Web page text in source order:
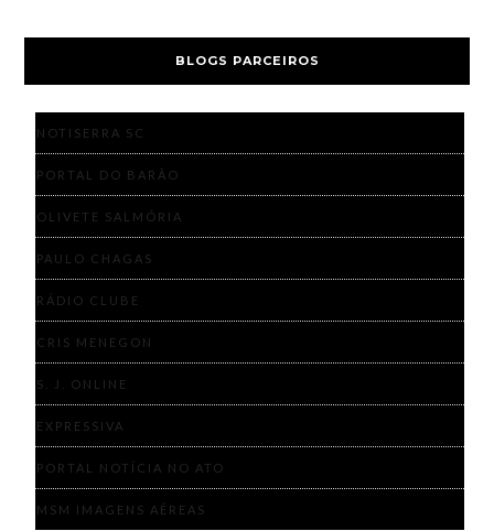
BLOGS PARCEIROS
NOTISERRA SC
PORTAL DO BARÃO
OLIVETE SALMÓRIA
PAULO CHAGAS
RÁDIO CLUBE
CRIS MENEGON
S. J. ONLINE
EXPRESSIVA
PORTAL NOTÍCIA NO ATO
MSM IMAGENS AÉREAS